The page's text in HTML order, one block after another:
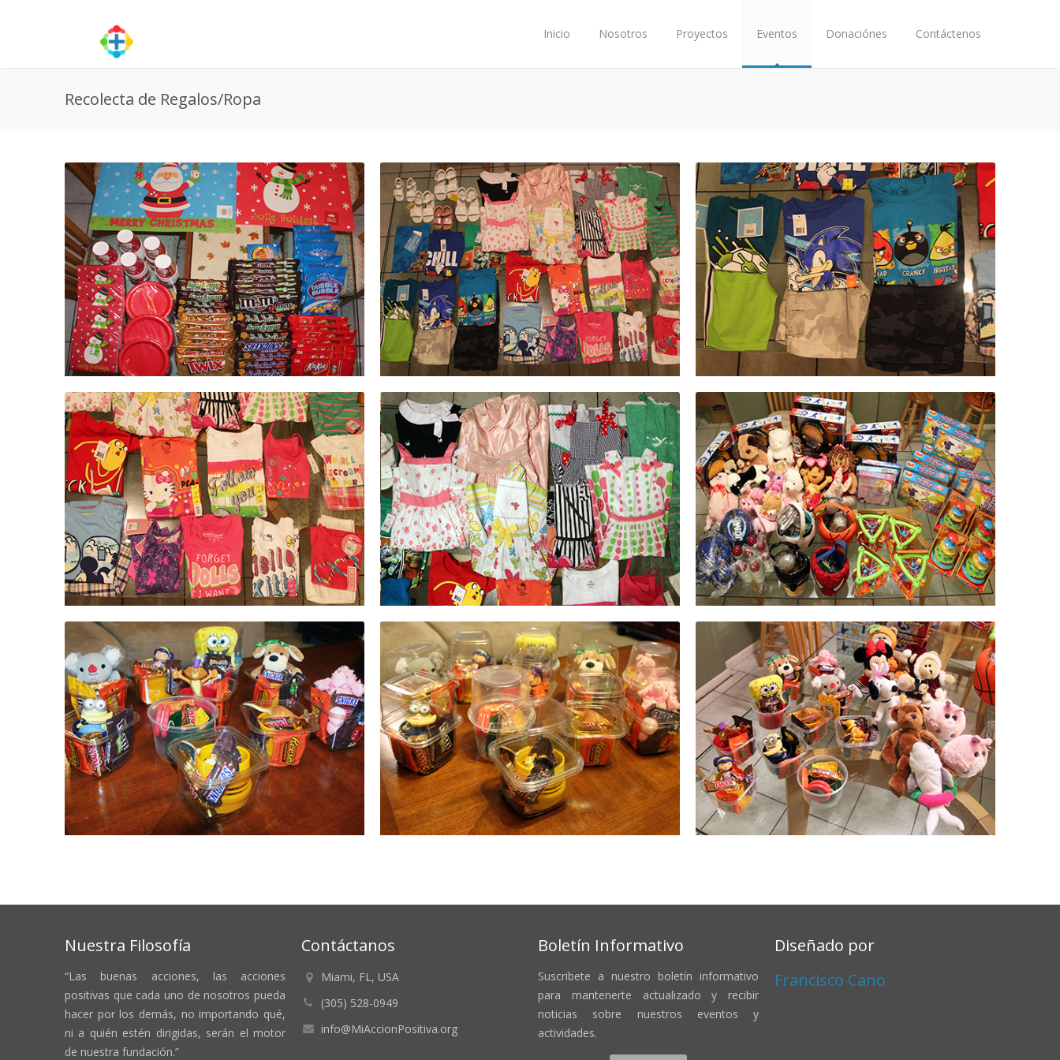
Inicio Nosotros Proyectos Eventos Donaciónes Contáctenos
Recolecta de Regalos/Ropa
Nuestra Filosofía
“Las buenas acciones, las acciones
positivas que cada uno de nosotros pueda
hacer por los demás, no importando qué,
ni a quién estén dirigidas, serán el motor
de nuestra fundación.”
Contáctanos
Miami, FL, USA
(305) 528-0949
info@MiAccionPositiva.org
Boletín Informativo
Suscribete a nuestro boletín informativo
para mantenerte actualizado y recibir
noticias sobre nuestros eventos y
actividades.
Diseñado por
Francisco Cano